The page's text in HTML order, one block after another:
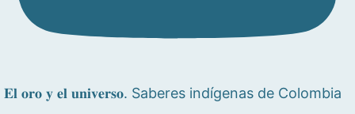
𝐄𝐥 𝐨𝐫𝐨 𝐲 𝐞𝐥 𝐮𝐧𝐢𝐯𝐞𝐫𝐬𝐨. Saberes indígenas de Colombia